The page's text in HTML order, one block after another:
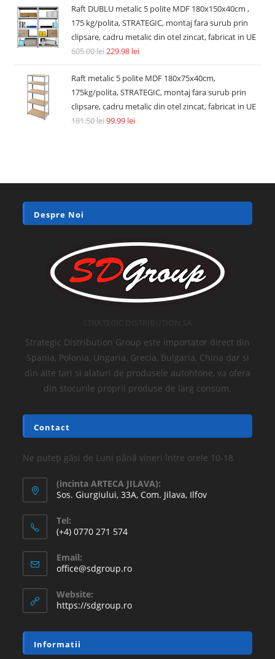
Raft DUBLU metalic 5 polite MDF 180x150x40cm ,
175 kg/polita, STRATEGIC, montaj fara surub prin
clipsare, cadru metalic din otel zincat, fabricat in UE
605.00lei229.98 lei
Raft metalic 5 polite MDF 180x75x40cm,
175kg/polita, STRATEGIC, montaj fara surub prin
clipsare, cadru metalic din otel zincat, fabricat in UE
181.50lei99.99 lei
Despre Noi
Strategic Distribution Group este importator direct din
Spania, Polonia, Ungaria, Grecia, Bulgaria, China dar si
din alte tari si alaturi de produsele autohtone, va ofera
din stocurile proprii produse de larg consum.
Contact
Ne puteți găsi de Luni până vineri între orele 10-18
(incinta ARTECA JILAVA):
Sos. Giurgiului, 33A, Com. Jilava, Ilfov
Tel:
(+4) 0770 271 574
Email:
office@sdgroup.ro
Website:
https://sdgroup.ro
Informatii